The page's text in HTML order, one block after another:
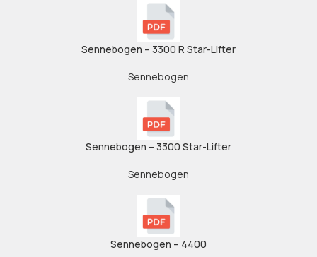
Sennebogen – 3300 R Star-Lifter
Sennebogen
Sennebogen – 3300 Star-Lifter
Sennebogen
Sennebogen – 4400